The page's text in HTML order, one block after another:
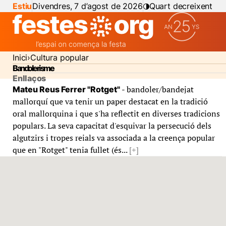
EstiuDivendres, 7 d’agost de 2026 Quart decreixent
Inici Cultura popular
Bandolerisme
Enllaços
Mateu Reus Ferrer "Rotget" - bandoler/bandejat
mallorquí que va tenir un paper destacat en la tradició
oral mallorquina i que s'ha reflectit en diverses tradicions
populars. La seva capacitat d'esquivar la persecució dels
algutzirs i tropes reials va associada a la creença popular
que en "Rotget" tenia fullet (és...[+]